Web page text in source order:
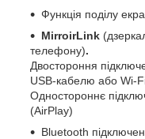
Функція поділу
MirroirLink
телефону).
Двостороння
USB-кабелю або Wi-
Одностороннє
(AirPlay)
Bluetooth